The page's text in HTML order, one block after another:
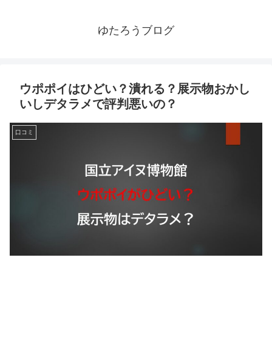
ゆたろうブログ
ウポポイはひどい？潰れる？展示物おかし
いしデタラメで評判悪いの？
口コミ